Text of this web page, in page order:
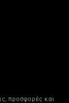
προσφορές και